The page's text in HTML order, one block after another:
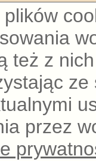
też z
przez